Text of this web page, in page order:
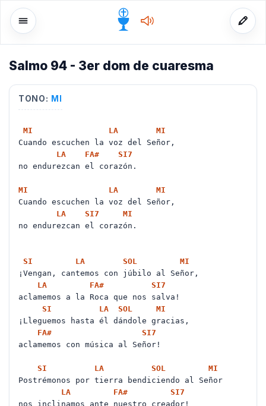
Salmo 94 - 3er dom de cuaresma
TONO: MI
MI LA
MI
Cuando escuchen la voz del Señor,
LA
FA# SI7
no endurezcan el corazón.
MI LA
MI
Cuando escuchen la voz del Señor,
LA
SI7
MI
no endurezcan el corazón.
SI LA SOL
MI
¡Vengan, cantemos con júbilo al Señor,
LA
FA# SI7
aclamemos a la Roca que nos salva!
SI
LA SOL
MI
¡Lleguemos hasta él dándole gracias,
FA#
SI7
aclamemos con música al Señor!
SI LA SOL
MI
Postrémonos por tierra bendiciendo al Señor
LA
FA# SI7
nos inclinamos ante nuestro creador!